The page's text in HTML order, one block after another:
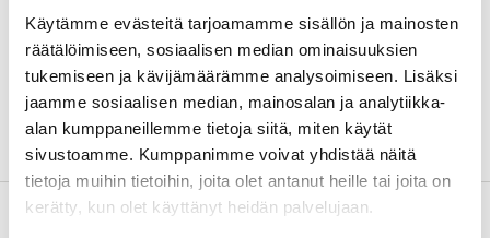
Käytämme evästeitä tarjoamamme sisällön ja mainosten
räätälöimiseen, sosiaalisen median ominaisuuksien
tukemiseen ja kävijämäärämme analysoimiseen. Lisäksi
jaamme sosiaalisen median, mainosalan ja analytiikka-
alan kumppaneillemme tietoja siitä, miten käytät
sivustoamme. Kumppanimme voivat yhdistää näitä
tietoja muihin tietoihin, joita olet antanut heille tai joita on
kerätty, kun olet käyttänyt heidän palvelujaan.
Dimensions
Height
11 cm
About the manufacturer